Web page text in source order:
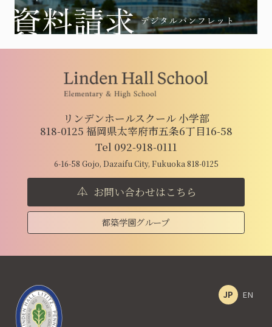
リンデンホールスクール 小学部
818-0125 福岡県太宰府市五条6丁目16-58
Tel 092-918-0111
6-16-58 Gojo, Dazaifu City, Fukuoka 818-0125
お問い合わせはこちら
都築学園グループ
JP EN